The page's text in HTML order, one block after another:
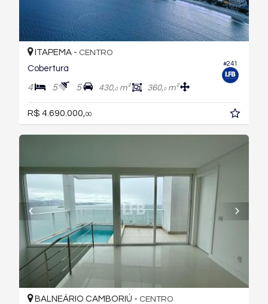
#241
ITAPEMA - CENTRO
Cobertura
4 5 5 430,0m² 360,0m²
R$ 4.690.000, 00
BALNEÁRIO CAMBORIÚ - CENTRO